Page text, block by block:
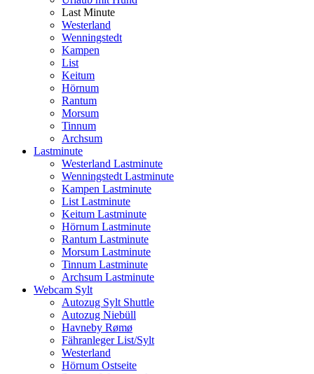
Last Minute
Westerland
Wenningstedt
Kampen
List
Keitum
Hörnum
Rantum
Morsum
Tinnum
Archsum
Lastminute
Westerland Lastminute
Wenningstedt Lastminute
Kampen Lastminute
List Lastminute
Keitum Lastminute
Hörnum Lastminute
Rantum Lastminute
Morsum Lastminute
Tinnum Lastminute
Archsum Lastminute
Webcam Sylt
Autozug Sylt Shuttle
Autozug Niebüll
Havneby Rømø
Fähranleger List/Sylt
Westerland
Hörnum Ostseite